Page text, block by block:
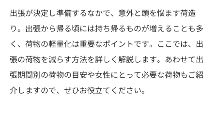
出張が決定し準備するなかで、意外と頭を悩ます荷造
り。出張から帰る頃には持ち帰るものが増えることも多
く、荷物の軽量化は重要なポイントです。ここでは、出
張の荷物を減らす方法を詳しく解説します。あわせて出
張期間別の荷物の目安や女性にとって必要な荷物もご紹
介しますので、ぜひお役立てください。